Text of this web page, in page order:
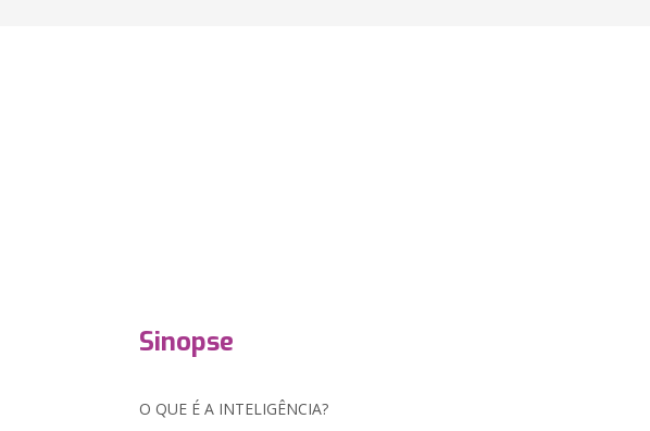
Sinopse
O QUE É A INTELIGÊNCIA?